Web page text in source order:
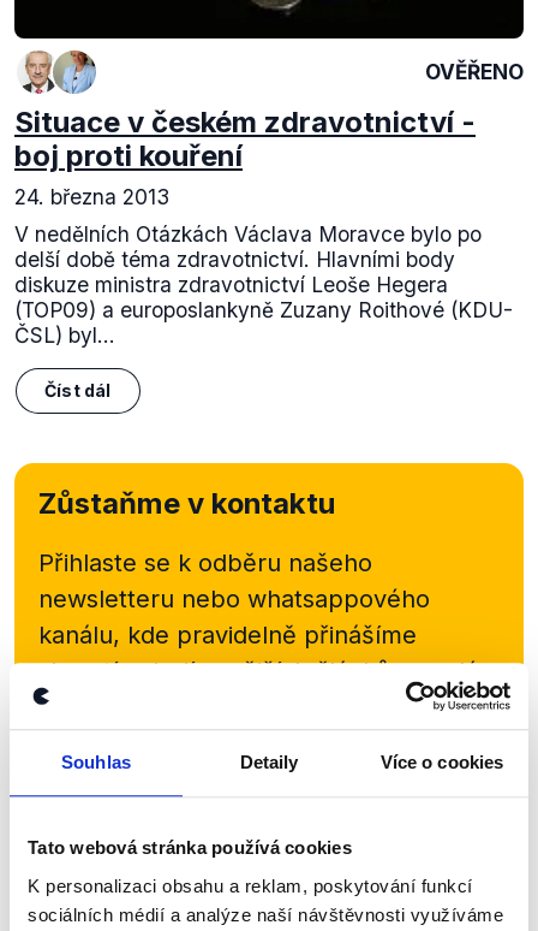
Souhlas Detaily Více o cookies
Tato webová stránka používá cookies
K personalizaci obsahu a reklam, poskytování funkcí
sociálních médií a analýze naší návštěvnosti využíváme
OVĚŘENO
Situace v českém zdravotnictví -
boj proti kouření
24. března 2013
V nedělních Otázkách Václava Moravce bylo po
delší době téma zdravotnictví. Hlavními body
diskuze ministra zdravotnictví Leoše Hegera
(TOP09) a europoslankyně Zuzany Roithové (KDU-
ČSL) byl...
Číst dál
Zůstaňme v kontaktu
Přihlaste se k odběru našeho
newsletteru nebo whatsappového
kanálu, kde pravidelně přinášíme
shrnutí nejzajímavějších článků a analýz.
Začněte nás odebírat, a mějte tak
nepravdy se zrovna v Česku šíří.
Newsletter WhatsApp